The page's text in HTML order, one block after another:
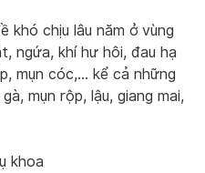
khó chịu lâu năm ở vùng
ngứa, khí hư hôi, đau hạ
mụn cóc,… kể cả những
mụn rộp, lậu, giang mai,
khoa